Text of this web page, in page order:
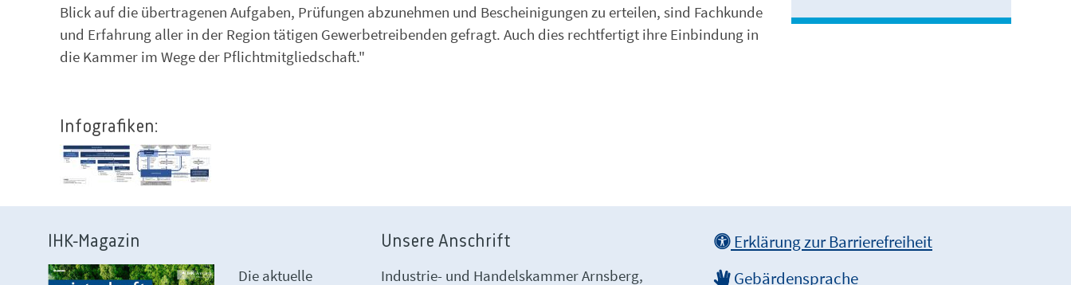
Blick auf die übertragenen Aufgaben, Prüfungen abzunehmen und Bescheinigungen zu erteilen, sind Fachkunde
und Erfahrung aller in der Region tätigen Gewerbetreibenden gefragt. Auch dies rechtfertigt ihre Einbindung in
die Kammer im Wege der Pflichtmitgliedschaft."
Infografiken:
IHK-Magazin
Die aktuelle
Unsere Anschrift
Industrie- und Handelskammer Arnsberg,
Erklärung zur Barrierefreiheit
Gebärdensprache